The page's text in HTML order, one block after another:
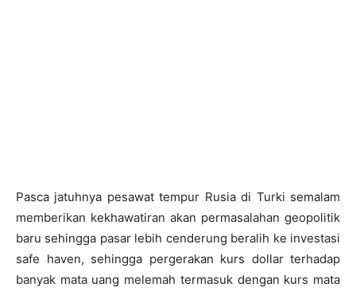
Pasca jatuhnya pesawat tempur Rusia di Turki semalam
memberikan kekhawatiran akan permasalahan geopolitik
baru sehingga pasar lebih cenderung beralih ke investasi
safe haven, sehingga pergerakan kurs dollar terhadap
banyak mata uang melemah termasuk dengan kurs mata